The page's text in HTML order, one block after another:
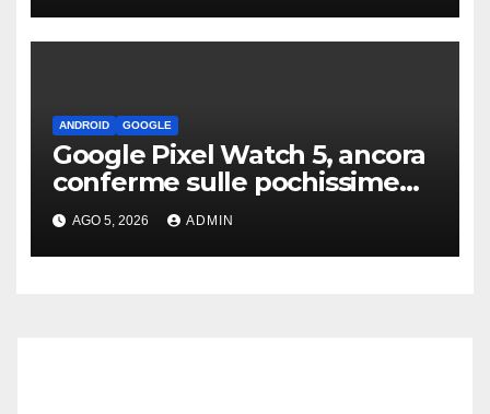
ANDROID GOOGLE
Google Pixel Watch 5, ancora
conferme sulle pochissime
novità hardware
AGO 5, 2026 ADMIN